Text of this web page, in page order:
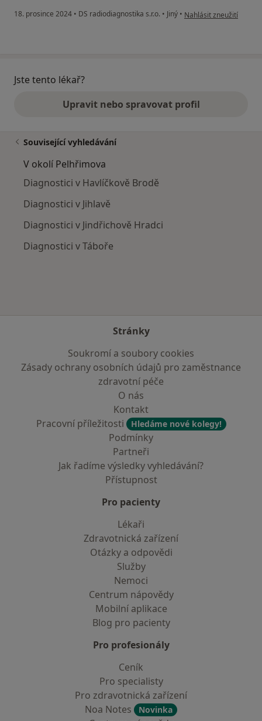
18. prosince 2024 • DS radiodiagnostika s.r.o. • Jiný • podle názoru uživatele
Nahlásit zneužití
Jste tento lékař?
Upravit nebo spravovat profil
Související vyhledávání
V okolí Pelhřimova
Diagnostici v Havlíčkově Brodě
Diagnostici v Jihlavě
Diagnostici v Jindřichově Hradci
Diagnostici v Táboře
Stránky
Soukromí a soubory cookies
Zásady ochrany osobních údajů pro zaměstnance
zdravotní péče
O nás
Kontakt
Pracovní příležitosti
Hledáme nové kolegy!
Podmínky
Partneři
Jak řadíme výsledky vyhledávání?
Přístupnost
Pro pacienty
Lékaři
Zdravotnická zařízení
Otázky a odpovědi
Služby
Nemoci
Centrum nápovědy
Mobilní aplikace
Blog pro pacienty
Pro profesionály
Ceník
Pro specialisty
Pro zdravotnická zařízení
Noa Notes
Novinka